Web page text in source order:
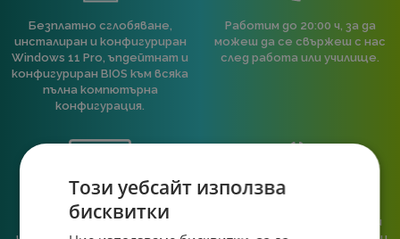
Безплатно сглобяване,
инсталиран и конфигуриран
Windows 11 Pro, ъпдейтнат и
конфигуриран BIOS към всяка
пълна компютърна
конфигурация.
Работим до 20:00 ч, за да
можеш да се свържеш с нас
след работа или училище.
При нас говориш с реален
Сглобяваме, поддържаме и
Този уебсайт използва
бисквитки